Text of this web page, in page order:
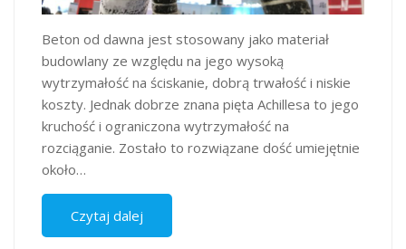
Beton od dawna jest stosowany jako materiał
budowlany ze względu na jego wysoką
wytrzymałość na ściskanie, dobrą trwałość i niskie
koszty. Jednak dobrze znana pięta Achillesa to jego
kruchość i ograniczona wytrzymałość na
rozciąganie. Zostało to rozwiązane dość umiejętnie
około…
Czytaj dalej